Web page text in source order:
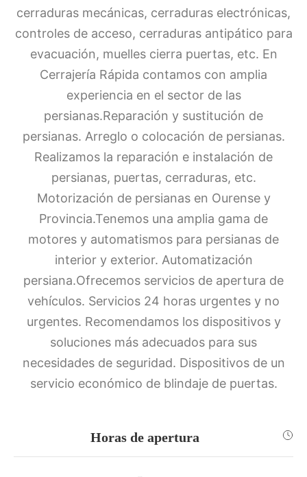
cerraduras mecánicas, cerraduras electrónicas,
controles de acceso, cerraduras antipático para
evacuación, muelles cierra puertas, etc. En
Cerrajería Rápida contamos con amplia
experiencia en el sector de las
persianas.Reparación y sustitución de
persianas. Arreglo o colocación de persianas.
Realizamos la reparación e instalación de
persianas, puertas, cerraduras, etc.
Motorización de persianas en Ourense y
Provincia.Tenemos una amplia gama de
motores y automatismos para persianas de
interior y exterior. Automatización
persiana.Ofrecemos servicios de apertura de
vehículos. Servicios 24 horas urgentes y no
urgentes. Recomendamos los dispositivos y
soluciones más adecuados para sus
necesidades de seguridad. Dispositivos de un
servicio económico de blindaje de puertas.
Horas de apertura